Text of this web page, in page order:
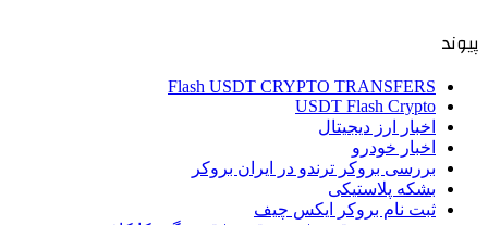
پیوند
Flash USDT CRYPTO TRANSFERS
USDT Flash Crypto
اخبار ارز دیجیتال
اخبار خودرو
بررسی بروکر ترندو در ایران بروکر
بشکه پلاستیکی
ثبت نام بروکر ایکس چیف